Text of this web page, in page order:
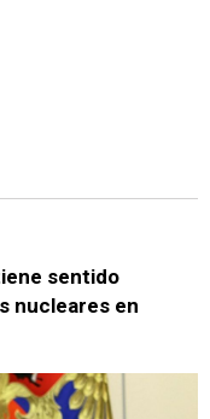
sentido
nucleares en